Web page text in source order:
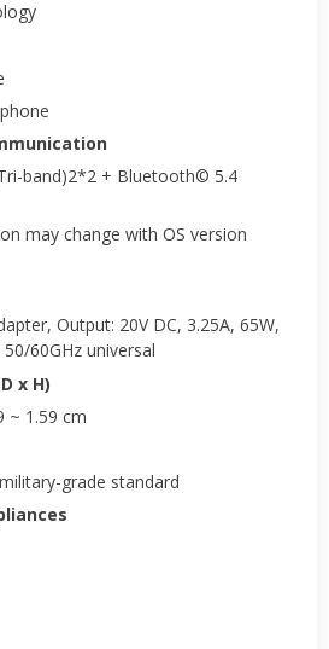
band)2*2 + Bluetooth© 5.4
may change with OS version
Output: 20V DC, 3.25A, 65W,
60GHz universal
x H)
~ 1.59 cm
grade standard